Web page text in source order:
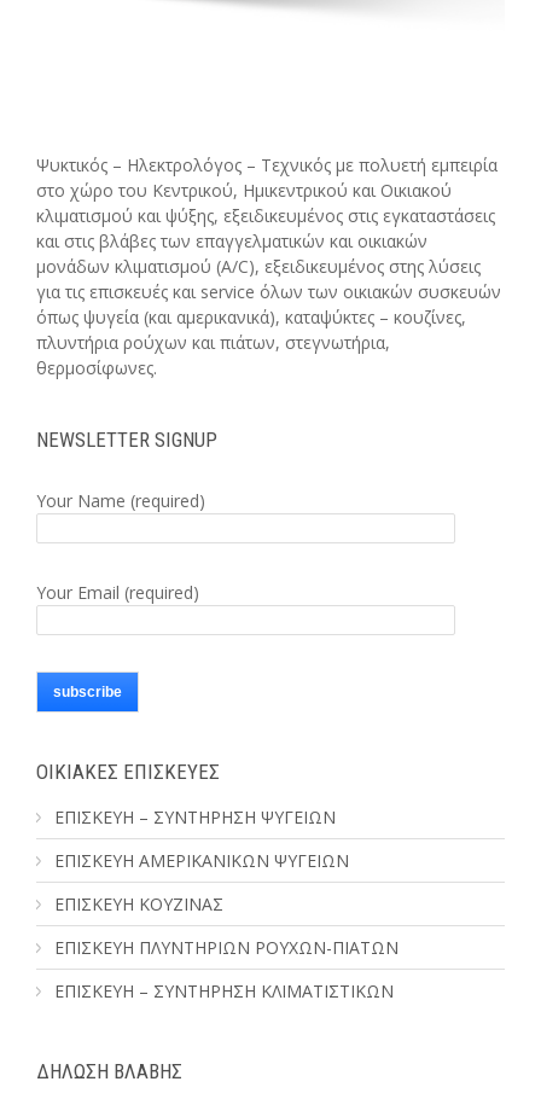
Ψυκτικός – Ηλεκτρολόγος – Τεχνικός με πολυετή εμπειρία
στο χώρο του Κεντρικού, Ημικεντρικού και Οικιακού
κλιματισμού και ψύξης, εξειδικευμένος στις εγκαταστάσεις
και στις βλάβες των επαγγελματικών και οικιακών
μονάδων κλιματισμού (A/C), εξειδικευμένος στης λύσεις
για τις επισκευές και service όλων των οικιακών συσκευών
όπως ψυγεία (και αμερικανικά), καταψύκτες – κουζίνες,
πλυντήρια ρούχων και πιάτων, στεγνωτήρια,
θερμοσίφωνες.
NEWSLETTER SIGNUP
Your Name (required)
Your Email (required)
ΟΙΚΙΑΚΕΣ ΕΠΙΣΚΕΥΕΣ
ΕΠΙΣΚΕΥΗ – ΣΥΝΤΗΡΗΣΗ ΨΥΓΕΙΩΝ
ΕΠΙΣΚΕΥΗ ΑΜΕΡΙΚΑΝΙΚΩΝ ΨΥΓΕΙΩΝ
ΕΠΙΣΚΕΥΗ ΚΟΥΖΙΝΑΣ
ΕΠΙΣΚΕΥΗ ΠΛΥΝΤΗΡΙΩΝ ΡΟΥΧΩΝ-ΠΙΑΤΩΝ
ΕΠΙΣΚΕΥΗ – ΣΥΝΤΗΡΗΣΗ ΚΛΙΜΑΤΙΣΤΙΚΩΝ
ΔΗΛΩΣΗ ΒΛΑΒΗΣ